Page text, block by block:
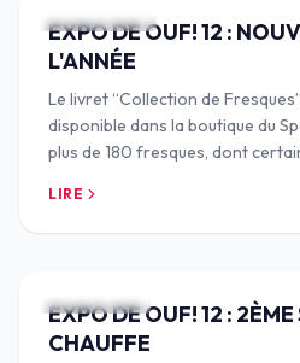
25 SEPT. 2024
EXPO DE OUF! 12 :
L'ANNÉE
Le livret “Collection de
disponible dans la boutique du
plus de 180 fresques, dont
LIRE
11 SEPT. 2024
EXPO DE OUF! 12 : 2ÈME
CHAUFFE